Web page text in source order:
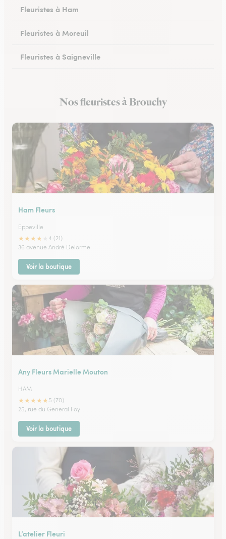
Fleuristes à Ham
Fleuristes à Moreuil
Fleuristes à Saigneville
Fleuristes à CorbieNos fleuristes à Brouchy
Ham Fleurs
Eppeville
★★★★
4 (21)
36 avenue André Delorme
Voir la boutique
Any Fleurs Marielle Mouton
HAM
★★★★★ 5 (70)
25, rue du General Foy
Voir la boutique
L’atelier Fleuri